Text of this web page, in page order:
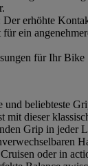
erhöhte
ein
für Ihr Bike
und beliebteste
dieser
Grip in jeder
oder in